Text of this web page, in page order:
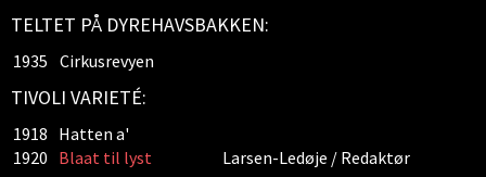
TELTET PÅ DYREHAVSBAKKEN:
1935 Cirkusrevyen
TIVOLI VARIETÉ:
1918 Hatten a'
1920 Blaat til lyst Larsen-Ledøje / Redaktør